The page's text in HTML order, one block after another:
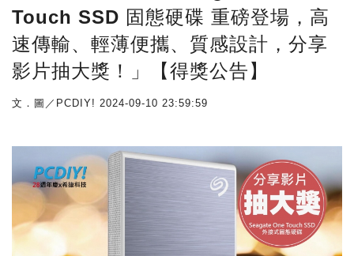
Touch SSD 固態硬碟 重磅登場，高
速傳輸、輕薄便攜、質感設計，分享
影片抽大獎！」【得獎公告】
文．圖／PCDIY! 2024-09-10 23:59:59